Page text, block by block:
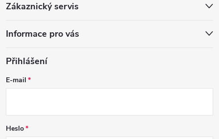
Zákaznický servis
Informace pro vás
Přihlášení
E-mail
Heslo